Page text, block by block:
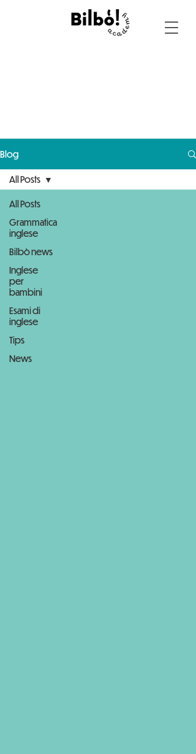
Blog
All Posts
Grammatica
inglese
Bilbò news
Inglese
per
bambini
Esami di
inglese
Tips
News
All Posts